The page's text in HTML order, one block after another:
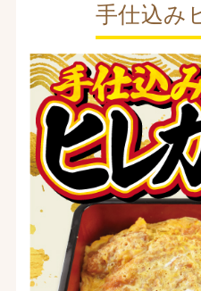
手仕込み